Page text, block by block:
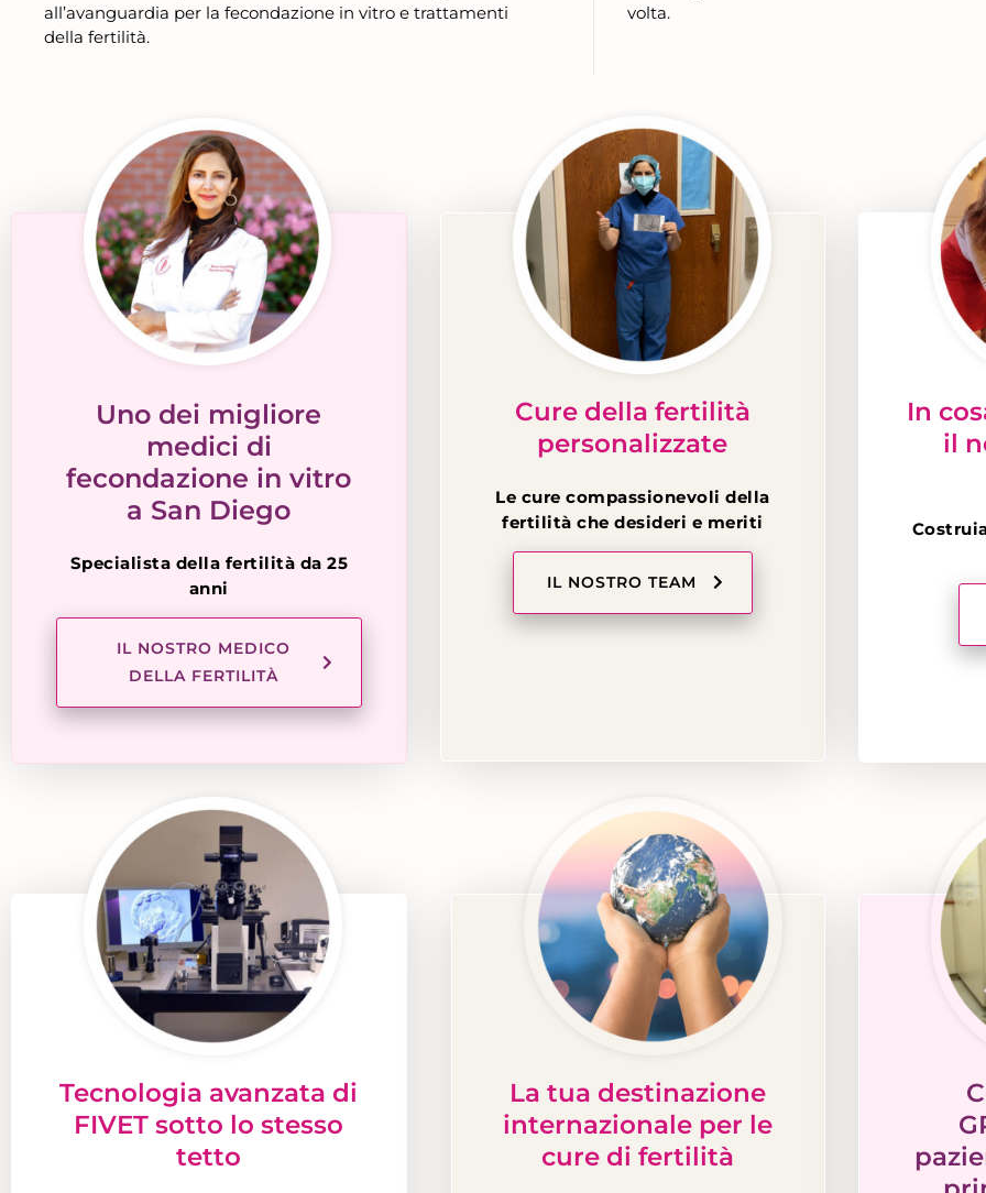
all’avanguardia per la fecondazione in vitro e trattamenti
della fertilità.
volta.
Uno dei migliore
medici di
fecondazione in vitro
a San Diego
Specialista della fertilità da25
anni
IL NOSTRO MEDICO
DELLA FERTILITÀ
Cure della fertilità
personalizzate
Le cure compassionevoli della
fertilità che desideri e meriti
IL NOSTRO TEAM
In
il
Tecnologia avanzata di
FIVET sotto lo stesso
tetto
La tua destinazione
internazionale per le
cure di fertilità